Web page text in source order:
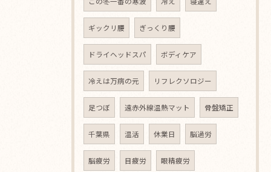
ギックリ腰 ぎっくり腰
ドライヘッドスパ ボディケア
冷えは万病の元 リフレクソロジー
足つぼ 遠赤外線温熱マット 骨盤矯正
千葉県 温活 休業日 脳過労
脳疲労 目疲労 眼精疲労